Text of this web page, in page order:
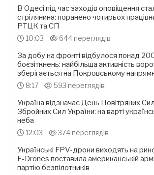
В Одесі під час заходів оповіщення
стрілянина: поранено чотирьох
РТЦК та СП
10:03 644 переглядів
За добу на фронті відбулося понад
боєзіткнень: найбільша активність
зберігається на Покровському
8:17 593 переглядів
Україна відзначає День Повітряних Сил
Збройних Сил України: на варті
неба
12:03 374 переглядів
Українські FPV-дрони виходять на
F-Drones поставила американській
партію безпілотників